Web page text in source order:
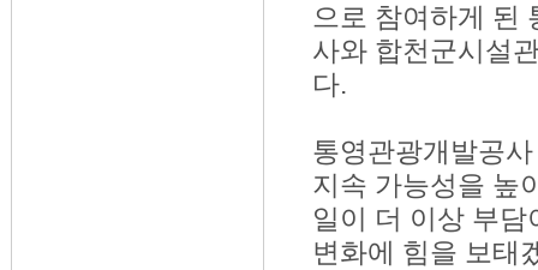
으로 참여하게 된
사와 합천군시설
다.
통영관광개발공
지속 가능성을 높
일이 더 이상 부
변화에 힘을 보태